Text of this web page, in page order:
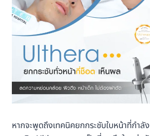
หากจะพูดถึงเทคนิคยกกระชับใบหน้าที่กำลั